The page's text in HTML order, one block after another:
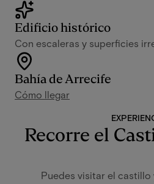
Edificio histórico
Con escaleras y superficies
Bahía de Arrecife
Cómo llegar
Recorre el
Puedes visitar el